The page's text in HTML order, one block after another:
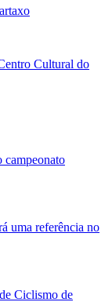
Cultural do
campeonato
uma referência no
Ciclismo de